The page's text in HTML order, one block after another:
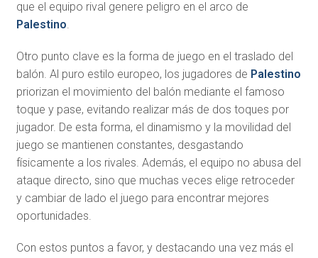
que el equipo rival genere peligro en el arco de
Palestino.
Otro punto clave es la forma de juego en el traslado del
balón. Al puro estilo europeo, los jugadores de Palestino
priorizan el movimiento del balón mediante el famoso
toque y pase, evitando realizar más de dos toques por
jugador. De esta forma, el dinamismo y la movilidad del
juego se mantienen constantes, desgastando
físicamente a los rivales. Además, el equipo no abusa del
ataque directo, sino que muchas veces elige retroceder
y cambiar de lado el juego para encontrar mejores
oportunidades.
Con estos puntos a favor, y destacando una vez más el